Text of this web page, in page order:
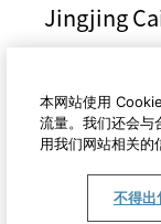
Jingjing
期刊
谢》杂志
本网站使用
流量。我们还会与
用我们网站相关的
不得出